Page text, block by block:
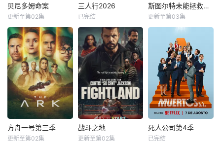
贝尼多姆命案
更新至第02集
三人行2026
已完结
斯图尔特未能拯救宇宙
更新至第03集
方舟一号第三季
更新至第02集
战斗之地
更新至第02集
死人公司第4季
已完结